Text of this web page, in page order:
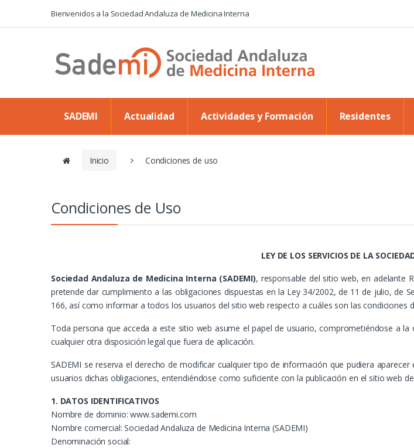
Bienvenidos a la Sociedad Andaluza de Medicina Interna
SADEMI Actualidad Actividades y Formación Residentes
Inicio Condiciones de uso
Condiciones de Uso
LEY DE LOS SERVICIOS DE LA
Sociedad Andaluza de Medicina Interna (SADEMI), responsable del sitio web, en adelante
pretende dar cumplimiento a las obligaciones dispuestas en la Ley 34/2002, de 11 de julio, de
166, así como informar a todos los usuarios del sitio web respecto a cuáles son las condiciones
Toda persona que acceda a este sitio web asume el papel de usuario, comprometiéndose a
cualquier otra disposición legal que fuera de aplicación.
SADEMI se reserva el derecho de modificar cualquier tipo de información que pudiera
usuarios dichas obligaciones, entendiéndose como suficiente con la publicación en el sitio web de
1. DATOS IDENTIFICATIVOS
Nombre de dominio: www.sademi.com
Nombre comercial: Sociedad Andaluza de Medicina Interna (SADEMI)
Denominación social: